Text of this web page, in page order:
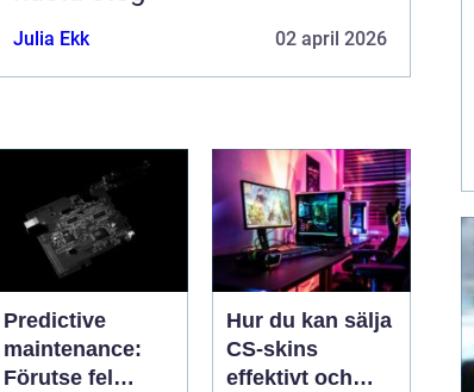
Julia Ekk 02 april 2026
Predictive
maintenance:
Förutse fel
Hur du kan sälja
CS-skins
effektivt och